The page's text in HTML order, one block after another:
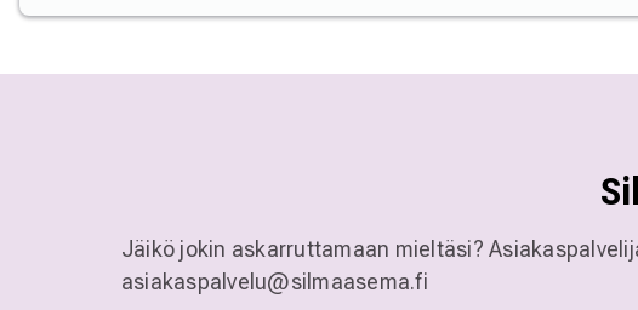
Jäikö jokin askarruttamaan mieltäsi?
asiakaspalvelu@silmaasema.fi